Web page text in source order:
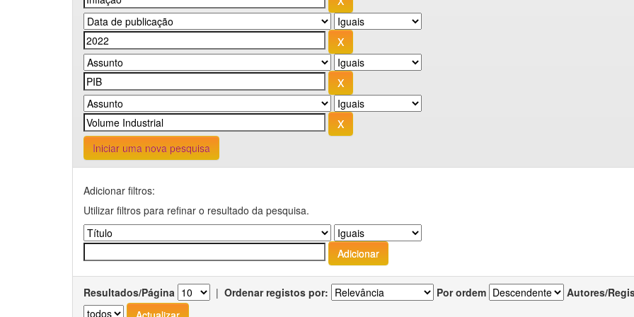
Iniciar uma nova pesquisa
Adicionar filtros:
Utilizar filtros para refinar o resultado da pesquisa.
Resultados/Página | Ordenar registos por: Por ordem Autores/